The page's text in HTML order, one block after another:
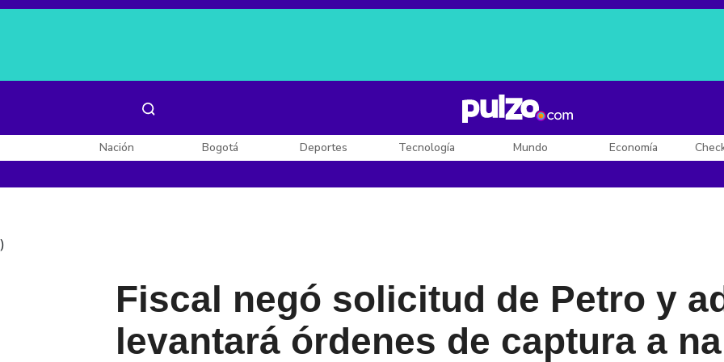
Posesión de De la Espriella
Nación Bogotá Deportes Tecnología Mundo Economía
)
Fiscal negó solicitud de Petro y
levantará órdenes de captura a